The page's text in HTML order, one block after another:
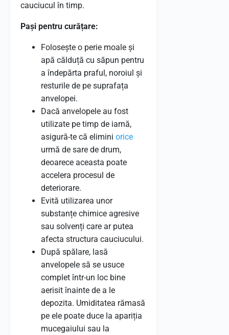
cauciucul în timp.
Pași pentru curățare:
Folosește o perie moale și
apă călduță cu săpun pentru
a îndepărta praful, noroiul și
resturile de pe suprafața
anvelopei.
Dacă anvelopele au fost
utilizate pe timp de iarnă,
asigură-te că elimini orice
urmă de sare de drum,
deoarece aceasta poate
accelera procesul de
deteriorare.
Evită utilizarea unor
substanțe chimice agresive
sau solvenți care ar putea
afecta structura cauciucului.
După spălare, lasă
anvelopele să se usuce
complet într-un loc bine
aerisit înainte de a le
depozita. Umiditatea rămasă
pe ele poate duce la apariția
mucegaiului sau la